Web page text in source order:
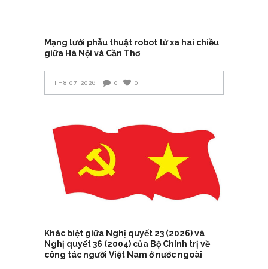
Mạng lưới phẫu thuật robot từ xa hai chiều
giữa Hà Nội và Cần Thơ
TH8 07, 2026 0 0
Khác biệt giữa Nghị quyết 23 (2026) và
Nghị quyết 36 (2004) của Bộ Chính trị về
công tác người Việt Nam ở nước ngoài